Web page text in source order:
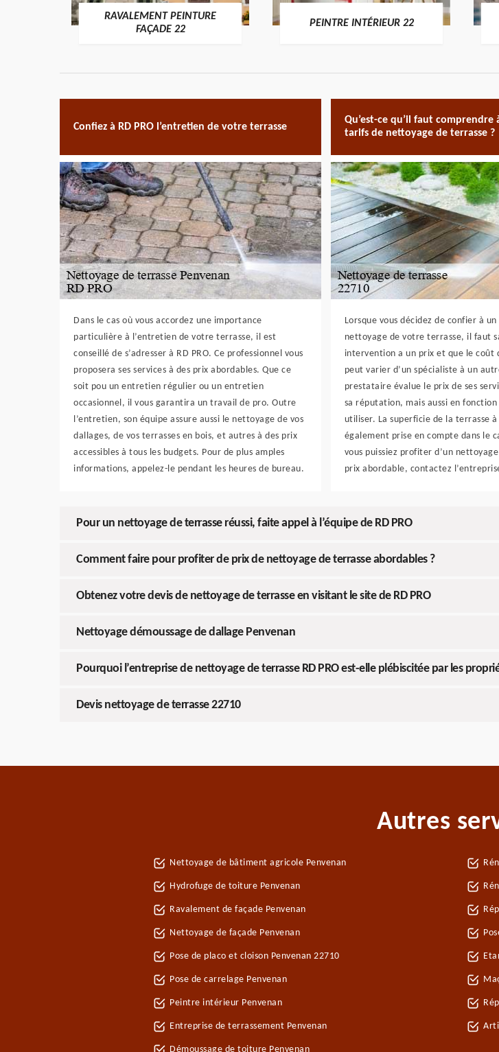
RAVALEMENT PEINTURE
FAÇADE 22
PEINTRE INTÉRIEUR 22
Confiez à RD PRO l’entretien de votre terrasse
Dans le cas où vous accordez une importance
particulière à l’entretien de votre terrasse, il est
conseillé de s’adresser à RD PRO. Ce professionnel vous
proposera ses services à des prix abordables. Que ce
soit pou un entretien régulier ou un entretien
occasionnel, il vous garantira un travail de pro. Outre
l’entretien, son équipe assure aussi le nettoyage de vos
dallages, de vos terrasses en bois, et autres à des prix
accessibles à tous les budgets. Pour de plus amples
informations, appelez-le pendant les heures de bureau.
Qu’est-ce qu’il faut comprendre
tarifs de nettoyage de terrasse ?
Lorsque vous décidez de confier à
nettoyage de votre terrasse, il faut
intervention a un prix et que le coût
peut varier d’un spécialiste à un
prestataire évalue le prix de ses
sa réputation, mais aussi en fonction
utiliser. La superficie de la terrasse
également prise en compte dans le
vous puissiez profiter d’un
prix abordable, contactez
Pour un nettoyage de terrasse réussi, faite appel à l’équipe de RD PRO
Comment faire pour profiter de prix de nettoyage de terrasse abordables ?
Obtenez votre devis de nettoyage de terrasse en visitant le site de RD PRO
Nettoyage démoussage de dallage Penvenan
Pourquoi l’entreprise de nettoyage de terrasse RD PRO est-elle plébiscitée par les
Devis nettoyage de terrasse 22710
Autres
Nettoyage de bâtiment agricole Penvenan
Hydrofuge de toiture Penvenan
Ravalement de façade Penvenan
Nettoyage de façade Penvenan
Pose de placo et cloison Penvenan 22710
Pose de carrelage Penvenan
Peintre intérieur Penvenan
Entreprise de terrassement Penvenan
Démoussage de toiture Penvenan